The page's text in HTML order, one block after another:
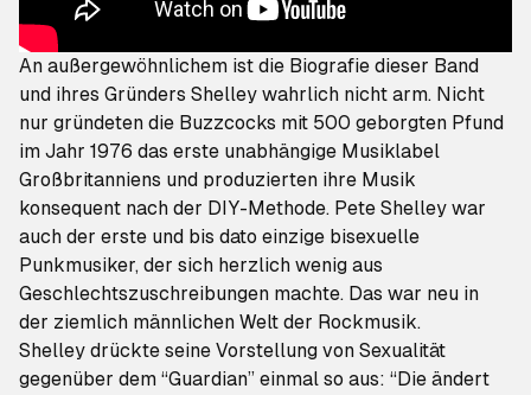
An außergewöhnlichem ist die Biografie dieser Band
und ihres Gründers Shelley wahrlich nicht arm. Nicht
nur gründeten die Buzzcocks mit 500 geborgten Pfund
im Jahr 1976 das erste unabhängige Musiklabel
Großbritanniens und produzierten ihre Musik
konsequent nach der DIY-Methode. Pete Shelley war
auch der erste und bis dato einzige bisexuelle
Punkmusiker, der sich herzlich wenig aus
Geschlechtszuschreibungen machte. Das war neu in
der ziemlich männlichen Welt der Rockmusik.
Shelley drückte seine Vorstellung von Sexualität
gegenüber dem “Guardian” einmal so aus: “Die ändert